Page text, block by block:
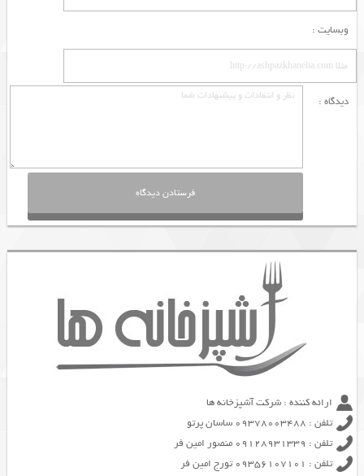
وبسایت :
دیدگاه :
ارائه کننده : شرکت آشپزخانه ها
تلفن : 09378003488 ساسان پرتو
تلفن : 09128931339 منصور امین فر
تلفن : 09356107101 تورج امین فر